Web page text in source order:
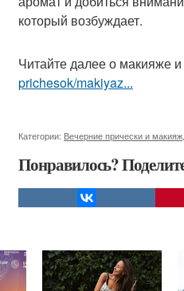
который возбуждает.
Читайте далее о макияже
prichesok/makiyaz...
Категории: Вечерние прически и макияж
Понравилось?